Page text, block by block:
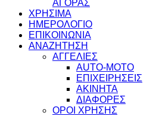
ΑΓΟΡΑΣ
ΧΡΗΣΙΜΑ
ΗΜΕΡΟΛΟΓΙΟ
ΕΠΙΚΟΙΝΩΝΙΑ
ΑΝΑΖΗΤΗΣΗ
ΑΓΓΕΛΙΕΣ
AUTO-MOTO
ΕΠΙΧΕΙΡΗΣΕΙΣ
ΑΚΙΝΗΤΑ
ΔΙΑΦΟΡΕΣ
ΟΡΟΙ ΧΡΗΣΗΣ